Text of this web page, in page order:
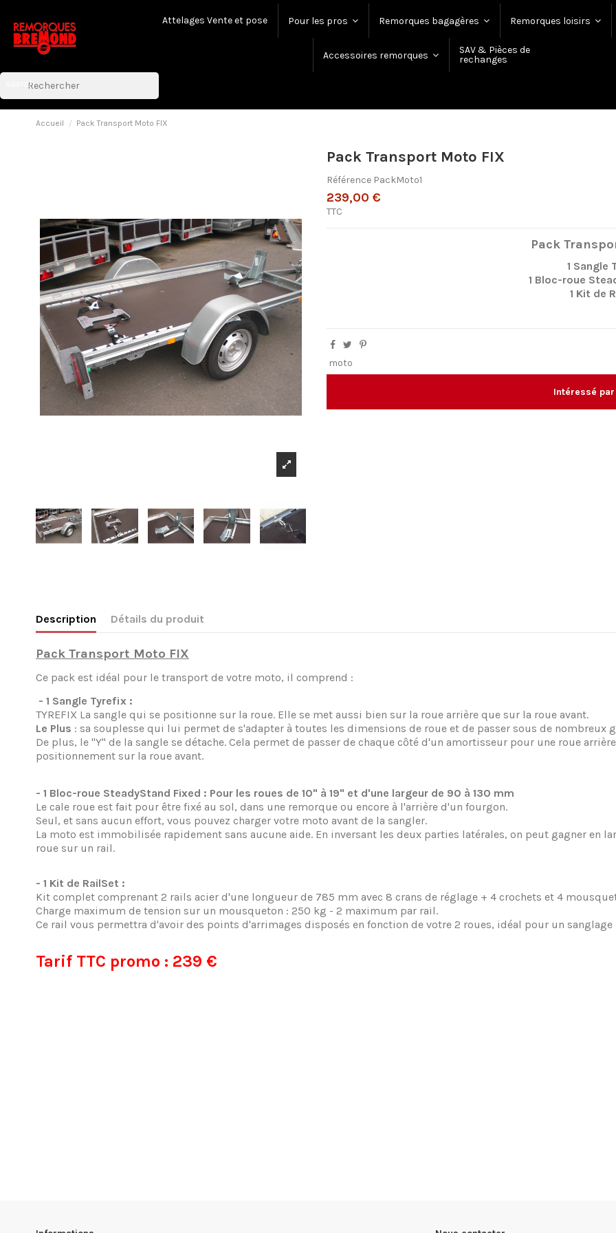
Attelages Vente et pose Pour les pros Remorques bagagères Remorques loisirs
Accessoires remorques
SAV & Pièces de
rechanges
search
Accueil Pack Transport Moto FIX
Pack Transport Moto FIX
Référence PackMoto1
239,00 €
TTC
Pack
1 Sangle
1 Bloc-roue
1 Kit de
moto
Intéressé
Description Détails du produit
Pack Transport Moto FIX
Ce pack est idéal pour le transport de votre moto, il comprend :
- 1 Sangle Tyrefix :
TYREFIX La sangle qui se positionne sur la roue. Elle se met aussi bien sur la roue arrière que sur la roue avant.
Le Plus : sa souplesse qui lui permet de s'adapter à toutes les dimensions de roue et de passer sous de nombreux
De plus, le "Y" de la sangle se détache. Cela permet de passer de chaque côté d'un amortisseur pour une roue
positionnement sur la roue avant.
- 1 Bloc-roue SteadyStand Fixed : Pour les roues de 10" à 19" et d'une largeur de 90 à 130 mm
Le cale roue est fait pour être fixé au sol, dans une remorque ou encore à l'arrière d'un fourgon.
Seul, et sans aucun effort, vous pouvez charger votre moto avant de la sangler.
La moto est immobilisée rapidement sans aucune aide. En inversant les deux parties latérales, on peut gagner en
roue sur un rail.
- 1 Kit de RailSet :
Kit complet comprenant 2 rails acier d'une longueur de 785 mm avec 8 crans de réglage + 4 crochets et 4
Charge maximum de tension sur un mousqueton : 250 kg - 2 maximum par rail.
Ce rail vous permettra d'avoir des points d'arrimages disposés en fonction de votre 2 roues, idéal pour un sanglage
Tarif TTC promo : 239 €